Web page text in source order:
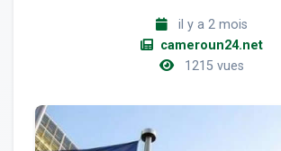
il y a 2 mois
cameroun24.net
1215 vues